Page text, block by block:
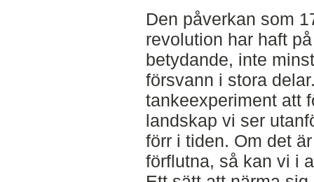
Den påverkan som
revolution har haft
betydande, inte
försvann i stora
tankeexperiment att
landskap vi ser
förr i tiden. Om det
förflutna, så kan vi i